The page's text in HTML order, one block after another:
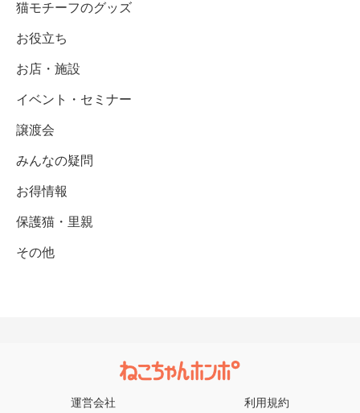
猫モチーフのグッズ
お役立ち
お店・施設
イベント・セミナー
譲渡会
みんなの疑問
お得情報
保護猫・里親
その他
運営会社 利用規約